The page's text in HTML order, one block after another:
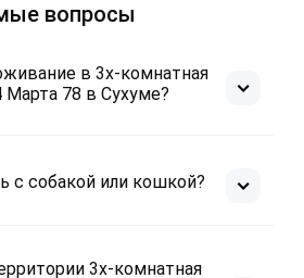
вопросы
в 3х-комнатная
Марта 78 в Сухуме?
с собакой или кошкой?
3х-комнатная